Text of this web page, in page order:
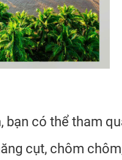
có thể tham
cụt, chôm